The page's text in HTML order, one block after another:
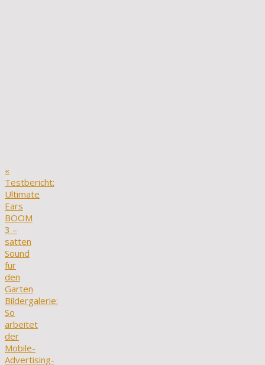
«
Testbericht:
Ultimate
Ears
BOOM
3 –
satten
Sound
für
den
Garten
Bildergalerie:
So
arbeitet
der
Mobile-
Advertising-